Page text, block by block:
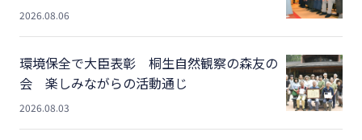
2026.08.06
環境保全で大臣表彰 桐生自然観察の森友の
会 楽しみながらの活動通じ
2026.08.03